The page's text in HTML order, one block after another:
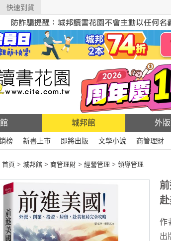
快速到貨
城邦館 外
榜 新書上市 即將出版 文學小說 商管理財
首頁 > 城邦館 > 商管理財 > 經營管理 > 領導管理
作
出